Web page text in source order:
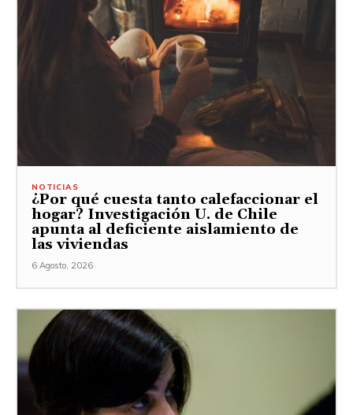
NOTICIAS
¿Por qué cuesta tanto calefaccionar el
hogar? Investigación U. de Chile
apunta al deficiente aislamiento de
las viviendas
6 Agosto, 2026